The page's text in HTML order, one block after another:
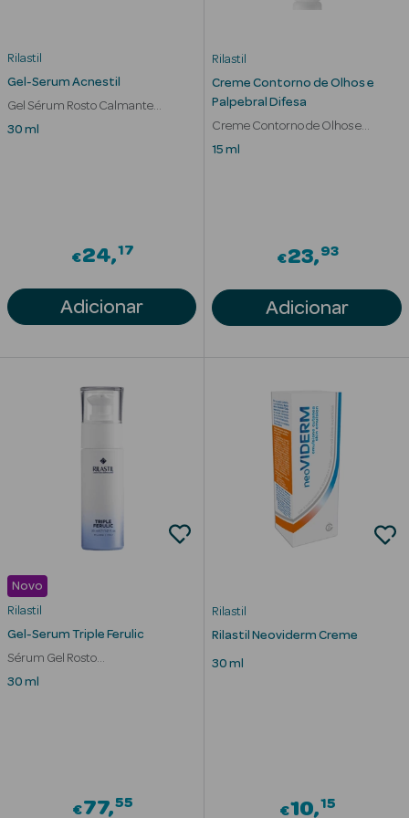
Ver Tudo
Perfumes
Rilastil
Gel-Serum Acnestil
Gel Sérum Rosto Calmante
Equilibrante
30 ml
€24 17
Adicionar
Rilastil
Creme Contorno de Olhos e
Palpebral Difesa
Creme Contorno de Olhos e
Palpebral Difesa
15 ml
€23 93
Adicionar
Novo
Rilastil
Gel-Serum Triple Ferulic
Sérum Gel Rosto
Antienvelhecimento Iluminador
30 ml
€77 55
Rilastil
Rilastil Neoviderm Creme
30 ml
€10 15